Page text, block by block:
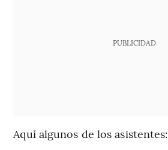
PUBLICIDAD
Aquí algunos de los asistentes: